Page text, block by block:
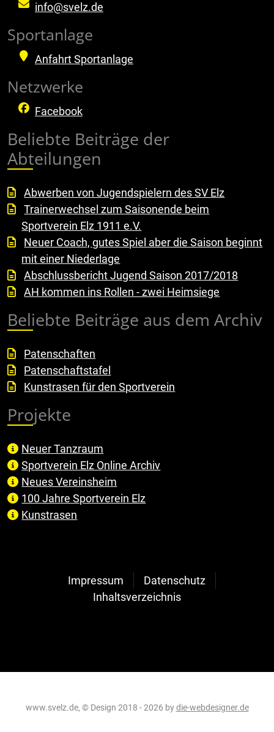
info@svelz.de
Sportanlage
Anfahrt Sportanlage
Netzwerke
Facebook
Beliebte Beiträge der
Abteilungen
Abwerben von Jugendspielern des SV Elz
Trainerwechsel zum Saisonende beim
Sportverein Elz 1911 e.V.
Neuer Coach, gutes Spiel aber die Saison beginnt
mit einer Niederlage
Abschlussbericht Jugend Saison 2017/2018
AH kommen ins Rollen - zwei Heimsiege
Beliebte Beiträge aus dem Archiv
Patenschaften
Patenschaftstafel
Kunstrasen für den Sportverein
Projekte
Neuer Tanzraum
Sportverein Elz Online Archiv
Neues Vereinsheim
100 Jahre Sportverein Elz
Kunstrasen
Impressum
Datenschutz
Inhaltsverzeichnis
www.svelz.de, © Design 2018 - 2026 bydie-webdesigner.de